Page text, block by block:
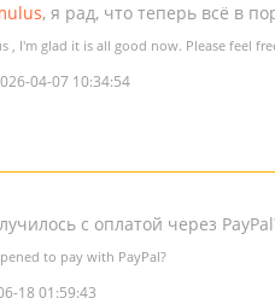
, я рад, что теперь всё в
, I'm glad it is all good now. Please feel
04-07 10:34:54
с оплатой через
to pay with PayPal?
18 01:59:43